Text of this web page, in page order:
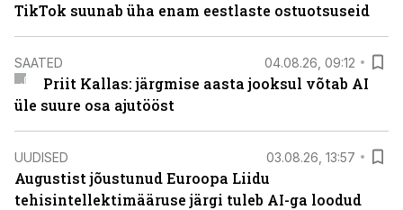
TikTok suunab üha enam eestlaste ostuotsuseid
SAATED 04.08.26, 09:12
Priit Kallas: järgmise aasta jooksul võtab AI
üle suure osa ajutööst
UUDISED 03.08.26, 13:57
Augustist jõustunud Euroopa Liidu
tehisintellektimääruse järgi tuleb AI-ga loodud